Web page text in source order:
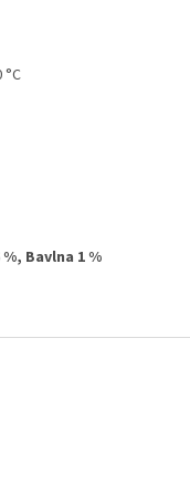
Bavlna 1 %